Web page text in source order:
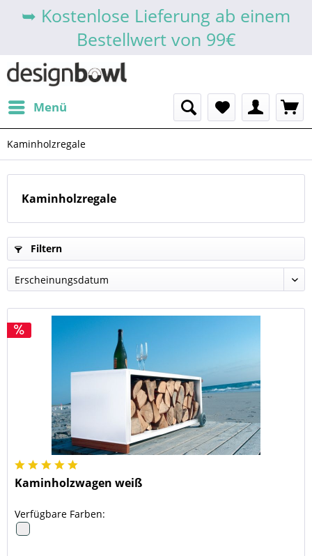
➥ Kostenlose Lieferung ab einem
Bestellwert von 99€
Menü
Kaminholzregale
Kaminholzregale
Filtern
Kaminholzwagen weiß
Verfügbare Farben: